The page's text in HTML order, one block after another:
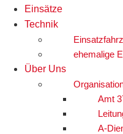
Einsätze
Technik
ehemalige
Über Uns
Amt
A-